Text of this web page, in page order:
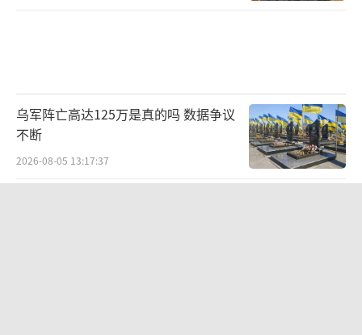
乌军阵亡高达125万是真的吗 数据争议
不断
2026-08-05 13:17:37